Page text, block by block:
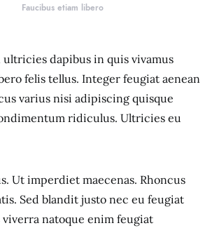
Faucibus etiam libero
ultricies dapibus in quis vivamus
felis tellus. Integer feugiat aenean
varius nisi adipiscing quisque
ridiculus. Ultricies eu
Ut imperdiet maecenas. Rhoncus
Sed blandit justo nec eu feugiat
natoque enim feugiat